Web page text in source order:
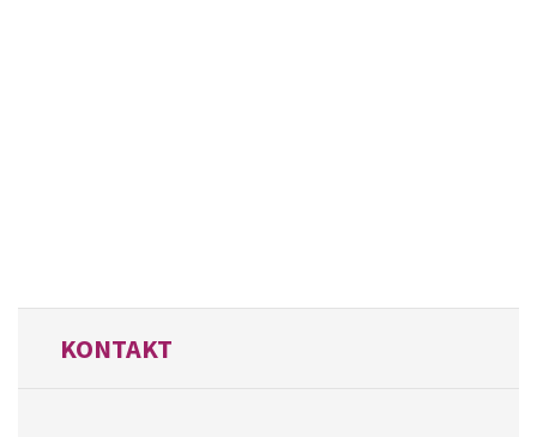
KONTAKT